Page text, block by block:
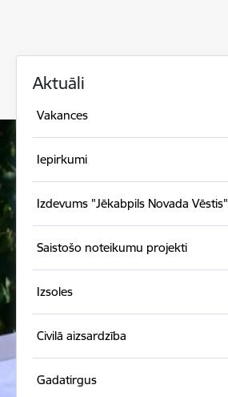
Aktuāli
Vakances
Iepirkumi
Izdevums "Jēkabpils Novada Vēstis"
Saistošo noteikumu projekti
Izsoles
Civilā aizsardzība
Gadatirgus